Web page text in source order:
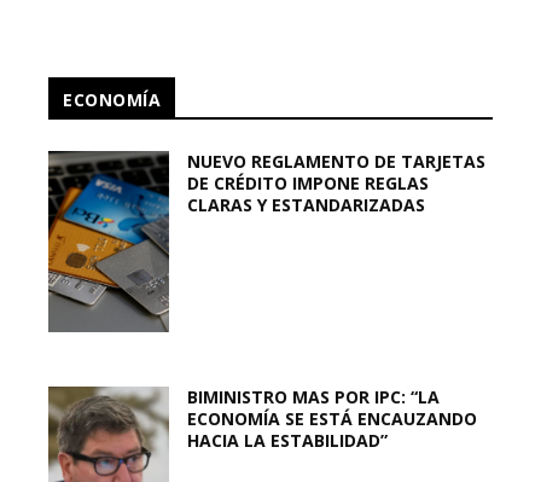
ECONOMÍA
NUEVO REGLAMENTO DE TARJETAS
DE CRÉDITO IMPONE REGLAS
CLARAS Y ESTANDARIZADAS
BIMINISTRO MAS POR IPC: “LA
ECONOMÍA SE ESTÁ ENCAUZANDO
HACIA LA ESTABILIDAD”